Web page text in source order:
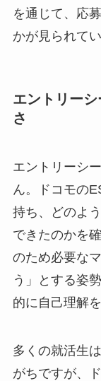
を通じて、応
かが見られてい
エントリー
さ
エントリーシ
ん。ドコモの
持ち、どのよ
できたのかを
のため必要な
う」とする姿
的に自己理解
多くの就活生
がちですが、